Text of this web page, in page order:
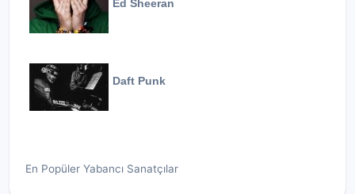
Ed Sheeran
Daft Punk
En Popüler Yabancı Sanatçılar